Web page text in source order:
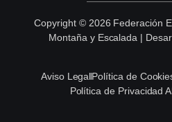
Copyright © 2026 Federación
Montaña y Escalada |
Aviso LegalPolítica de
Política de Privacidad